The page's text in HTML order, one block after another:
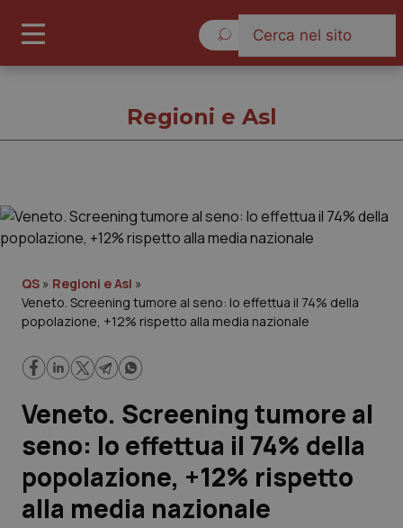
Governo e Parlamento
Regioni e Asl
Lavoro e Professioni
Scienza e Farmaci
Studi e Analisi
Regioni e Asl
QS » Regioni e Asl »
Veneto. Screening tumore al seno: lo effettua il 74% della
popolazione, +12% rispetto alla media nazionale
Veneto. Screening tumore al
seno: lo effettua il 74% della
popolazione, +12% rispetto
alla media nazionale